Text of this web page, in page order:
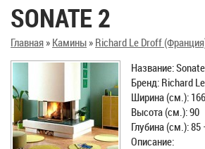
SONATE 2
Главная» Камины» Richard Le Droff
Название:
Бренд: Richard
Ширина (см.): 166
Высота (см.): 90
Глубина (см.): 85
Описание: